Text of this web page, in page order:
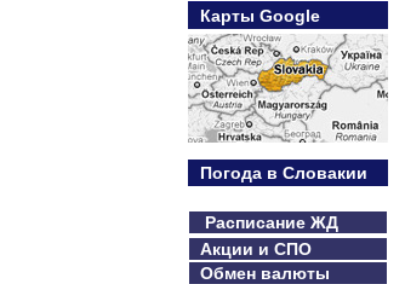
Карты Google
Погода в Словакии
Расписание ЖД
Акции и СПО
Обмен валюты